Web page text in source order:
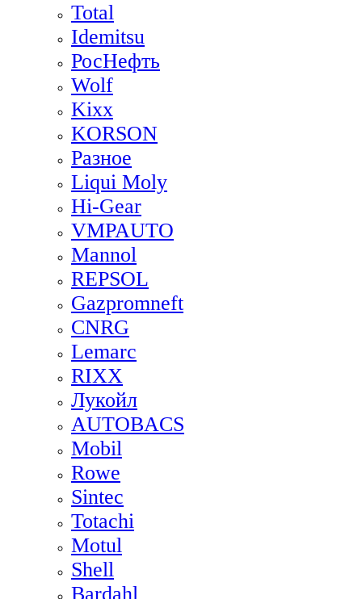
Total
Idemitsu
РосНефть
Wolf
Kixx
KORSON
Разное
Liqui Moly
Hi-Gear
VMPAUTO
Mannol
REPSOL
Gazpromneft
CNRG
Lemarc
RIXX
Лукойл
AUTOBACS
Mobil
Rowe
Sintec
Totachi
Motul
Shell
Bardahl